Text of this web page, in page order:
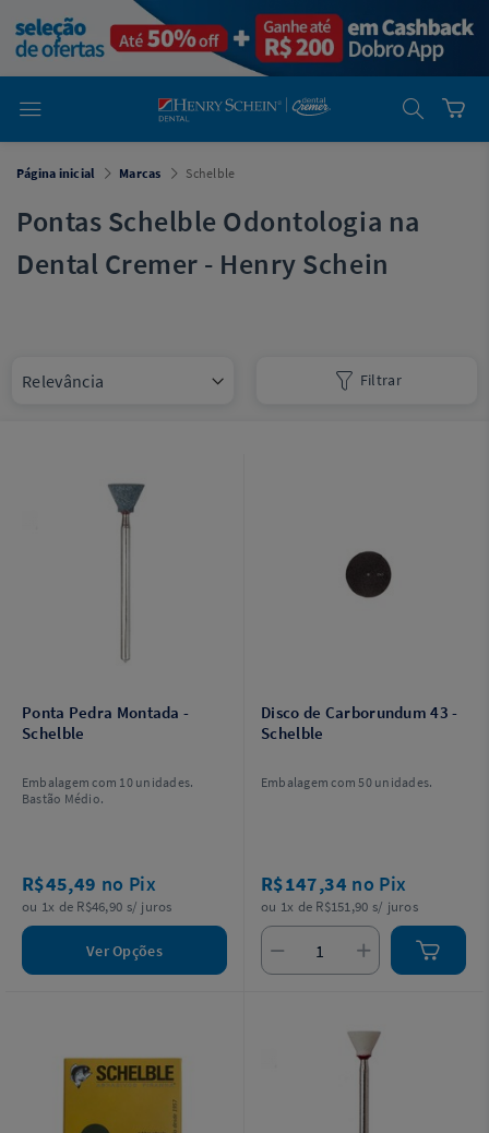
Dental
Cremer -
Henry Schein
Laboratório
Laboratório
emDental
Henry Schein
Cremer
Página inicial Marcas Schelble
Pontas Schelble Odontologia na
Dental Cremer - Henry Schein
Ponta Pedra Montada -
Schelble
Embalagem com 10 unidades.
Bastão Médio.
R$45,49 no Pix
ou 1x de R$46,90 s/ juros
Ver Opções
Disco de Carborundum 43 -
Schelble
Embalagem com 50 unidades.
R$147,34 no Pix
ou 1x de R$151,90 s/ juros
Filtrar